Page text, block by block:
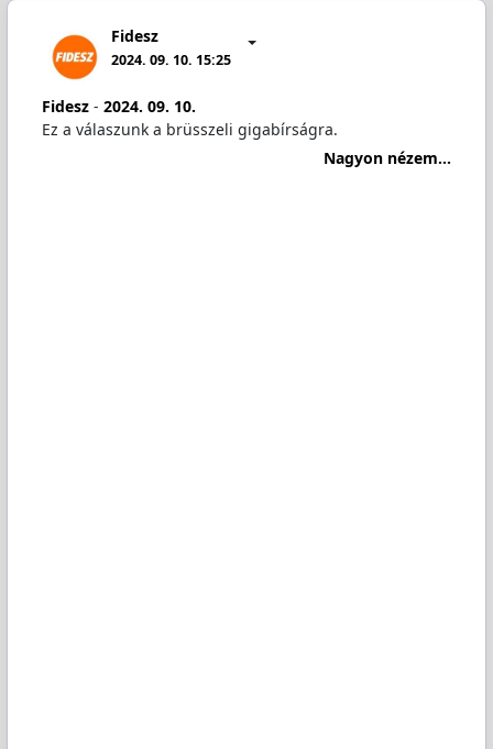
Fidesz
2024. 09. 10. 15:25
Fidesz- 2024. 09. 10.
Ez a válaszunk a brüsszeli gigabírságra.
Nagyon nézem...